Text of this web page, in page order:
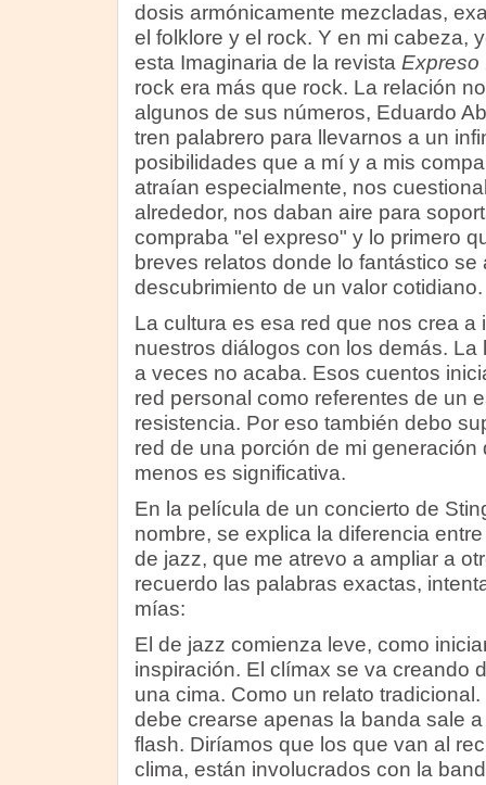
dosis armónicamente mezcladas,
el folklore y el rock. Y en mi cabeza,
esta Imaginaria de la revista Expreso
rock era más que rock. La relación
algunos de sus números, Eduardo
tren palabrero para llevarnos a un
posibilidades que a mí y a mis
atraían especialmente, nos
alrededor, nos daban aire para
compraba "el expreso" y lo primero
breves relatos donde lo fantástico se
descubrimiento de un valor cotidiano.
La cultura es esa red que nos crea a
nuestros diálogos con los demás.
a veces no acaba. Esos cuentos
red personal como referentes de un
resistencia. Por eso también debo
red de una porción de mi generación
menos es significativa.
En la película de un concierto de
nombre, se explica la diferencia
de jazz, que me atrevo a ampliar a
recuerdo las palabras exactas,
mías:
El de jazz comienza leve, como
inspiración. El clímax se va creando
una cima. Como un relato
debe crearse apenas la banda sale
flash. Diríamos que los que van al
clima, están involucrados con la